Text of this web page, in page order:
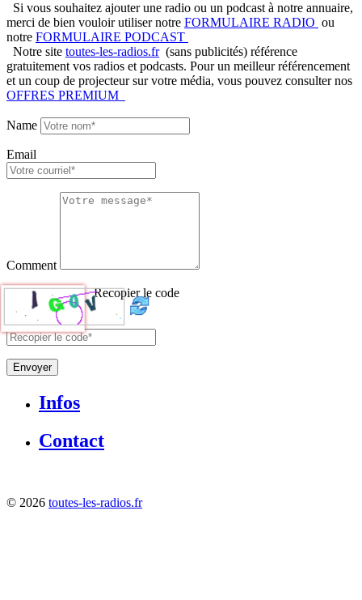
Si vous souhaitez ajouter une radio ou un podcast à notre annuaire,
merci de bien vouloir utiliser notre FORMULAIRE RADIO ou
notre FORMULAIRE PODCAST
Notre site toutes-les-radios.fr(sans publicités) référence
gratuitement vos radios et podcasts. Pour un meilleur référencement
et un coup de projecteur sur votre média, vous pouvez consulter nos
OFFRES PREMIUM
Name
Email
Comment
Recopier le code
Envoyer
Infos
Contact
© 2026 toutes-les-radios.fr